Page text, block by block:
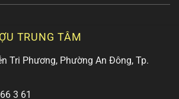
TRUNG TÂM
Tri Phương, Phường An Đông, Tp.
3 61